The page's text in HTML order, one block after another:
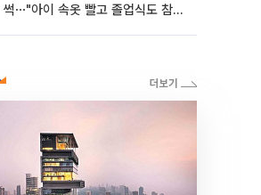
썩⋯"아이 속옷 빨고 졸업식도 참